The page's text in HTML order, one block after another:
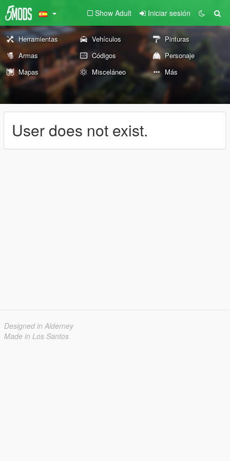
Show Adult Iniciar sesión
Herramientas Vehículos
Pinturas
Armas
Códigos
Personaje
Mapas
Misceláneo Más
User does not exist.
Designed in Alderney
Made in Los Santos